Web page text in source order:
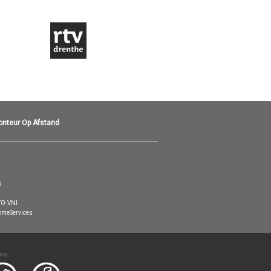
Op Afstand
VNI